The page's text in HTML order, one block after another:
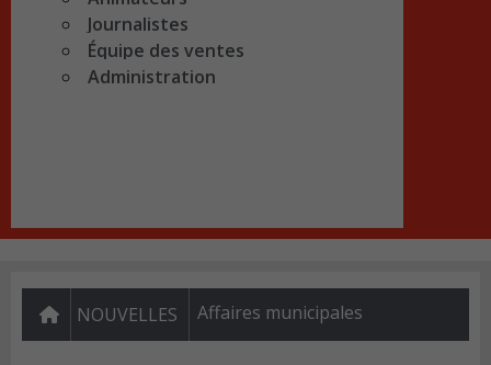
Journalistes
Équipe des ventes
Administration
NOUVELLES Affaires municipales